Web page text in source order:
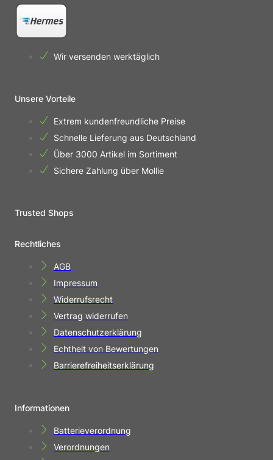
Wir versenden werktäglich
Unsere Vorteile
Extrem kundenfreundliche Preise
Schnelle Lieferung aus Deutschland
Über 3000 Artikel im Sortiment
Sichere Zahlung über Mollie
Trusted Shops
Rechtliches
AGB
Impressum
Widerrufsrecht
Vertrag widerrufen
Datenschutzerklärung
Echtheit von Bewertungen
Barrierefreiheitserklärung
Informationen
Batterieverordnung
Verordnungen